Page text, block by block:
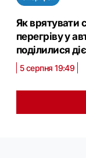
Як врятувати
перегріву у
поділилися
5 серпня 19:49